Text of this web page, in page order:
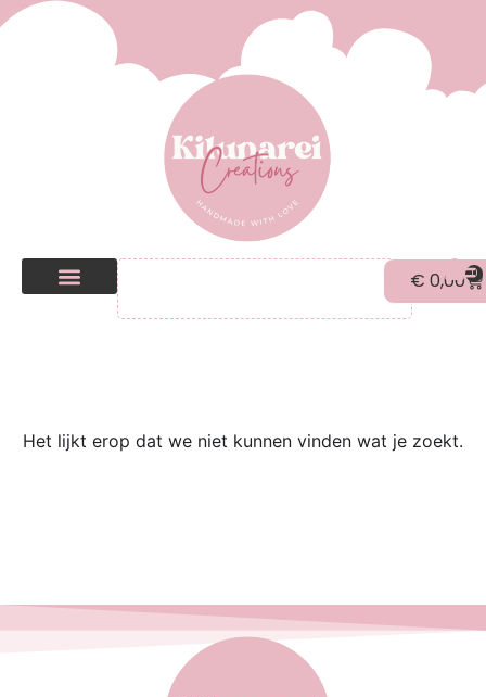
€ 0,00 0
Het lijkt erop dat we niet kunnen vinden wat je zoekt.